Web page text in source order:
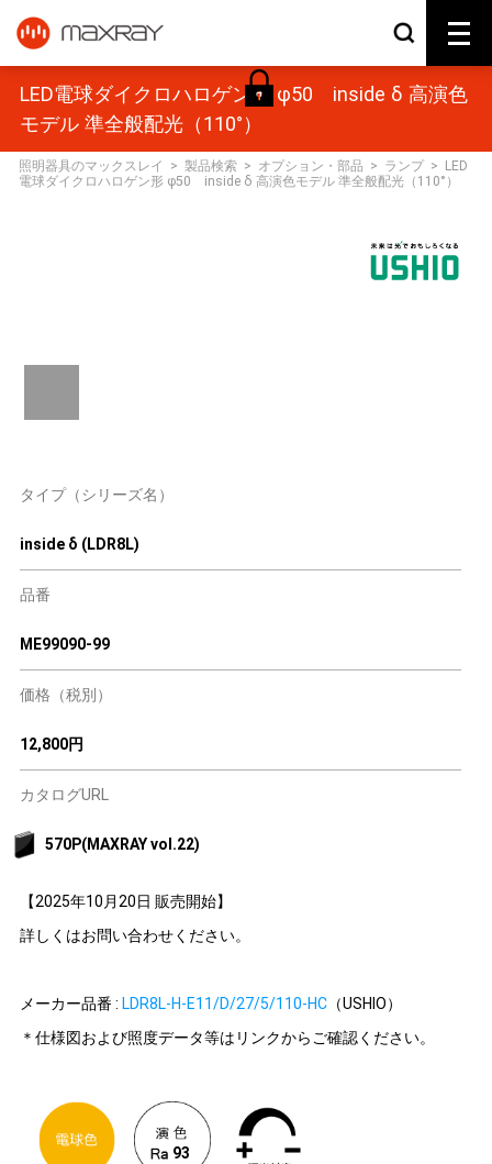
LED電球ダイクロハロゲン形 φ50 inside δ 高演色
モデル 準全般配光（110°）
照明器具のマックスレイ > 製品検索 > オプション・部品 > ランプ >
LED
電球ダイクロハロゲン形 φ50 inside δ 高演色モデル 準全般配光（110°）
タイプ（シリーズ名）
inside δ (LDR8L)
品番
ME99090-99
価格（税別）
12,800円
カタログURL
570P(MAXRAY vol.22)
【2025年10月20日 販売開始】
詳しくはお問い合わせください。
メーカー品番 : LDR8L-H-E11/D/27/5/110-HC（USHIO）
＊仕様図および照度データ等はリンクからご確認ください。
93